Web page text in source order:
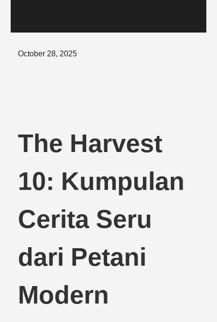
Posted
October 28, 2025
The Harvest
10: Kumpulan
Cerita Seru
dari Petani
Modern